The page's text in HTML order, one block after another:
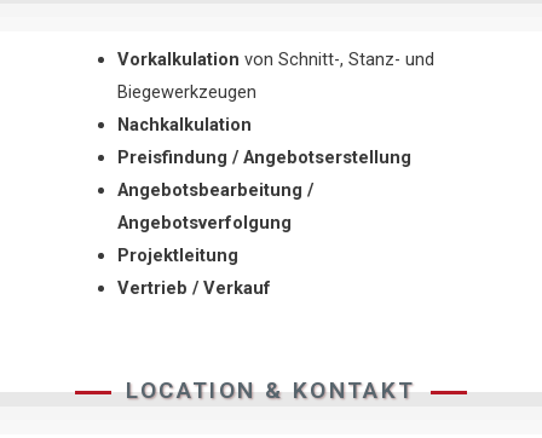
Vorkalkulation von Schnitt-, Stanz- und
Biegewerkzeugen
Nachkalkulation
Preisfindung / Angebotserstellung
Angebotsbearbeitung /
Angebotsverfolgung
Projektleitung
Vertrieb / Verkauf
LOCATION & KONTAKT